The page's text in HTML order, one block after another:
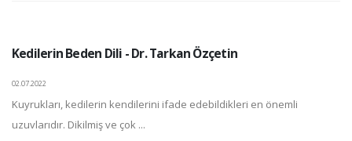
Kedilerin Beden Dili - Dr. Tarkan Özçetin
02.07.2022
Kuyrukları, kedilerin kendilerini ifade edebildikleri en önemli
uzuvlarıdır. Dikilmiş ve çok ...